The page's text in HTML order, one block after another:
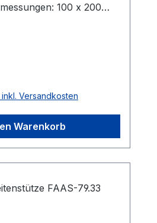
100 x 200
Versandkosten
Warenkorb